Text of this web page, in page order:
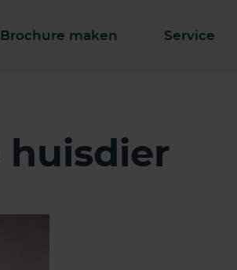
Brochure maken Service
huisdier